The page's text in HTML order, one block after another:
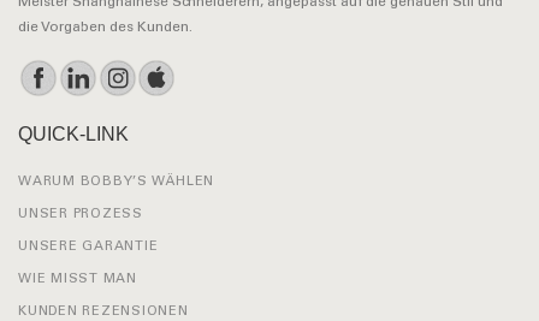
Meister Shanghainese Schneiderern, angepasst auf die genauen Stil und
die Vorgaben des Kunden.
QUICK-LINK
WARUM BOBBY’S WÄHLEN
UNSER PROZESS
UNSERE GARANTIE
WIE MISST MAN
KUNDEN REZENSIONEN